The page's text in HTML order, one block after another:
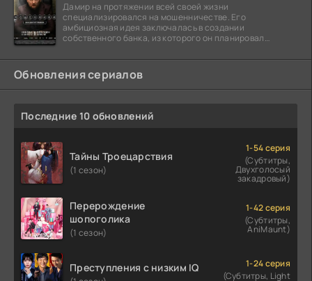
Дамир на протяжении всей своей жизни
специализировался на мошенничестве. Его
амбициозная идея заключалась в создании
собственного банка, из которого он планировал
Обновления сериалов
Последние 10 обновлений
Тайны Троецарствия
(1 сезон)
1-54 серия
(Субтитры,
Двухголосый
закадровый)
Перерождение
шопоголика
(1 сезон)
1-42 серия
(Субтитры,
AniMaunt)
Преступления с низким IQ
1-24 серия
(Субтитры, Light